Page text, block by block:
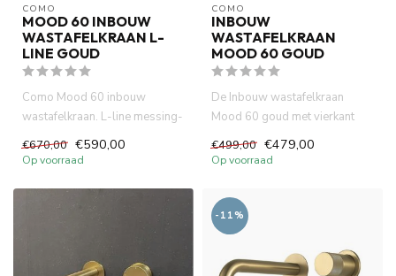
COMO
MOOD 60 INBOUW
WASTAFELKRAAN L-
LINE GOUD
Como Mood 60 inbouw
wastafelkraan. L-line messing-
diepte...
€670,00 €590,00
Op voorraad
COMO
INBOUW
WASTAFELKRAAN
MOOD 60 GOUD
De Inbouw wastafelkraan
Mood 60 goud met vierkant
volledi...
€499,00 €479,00
Op voorraad
-11%